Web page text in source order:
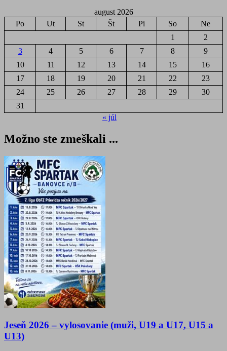
august 2026
Po
Ut St Št Pi So
Ne
1
2
3
4 5 6 7 8
9
10
11 12 13 14 15
16
17
18 19 20 21 22
23
24
25 26 27 28 29
30
31
« júl
Možno ste zmeškali ...
Jeseň 2026 – vylosovanie (muži, U19 a U17, U15 a
U13)